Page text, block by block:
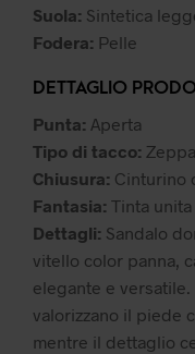
Suola: Sintetica
Fodera: Pelle
DETTAGLIO
Punta: Aperta
Tipo di tacco:
Chiusura: Cinturino
Fantasia: Tinta unita
Dettagli: Sandalo
vitello color panna,
elegante e
valorizzano il piede
mentre il dettaglio